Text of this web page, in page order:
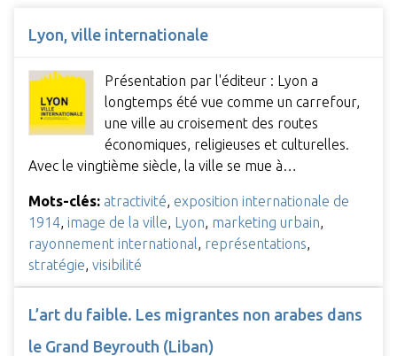
Lyon, ville internationale
Présentation par l'éditeur : Lyon a
longtemps été vue comme un carrefour,
une ville au croisement des routes
économiques, religieuses et culturelles.
Avec le vingtième siècle, la ville se mue à…
Mots-clés: atractivité exposition internationale de
1914 image de la ville Lyon marketing urbain
rayonnement international
représentations
stratégie visibilité
L’art du faible. Les migrantes non arabes dans
le Grand Beyrouth (Liban)